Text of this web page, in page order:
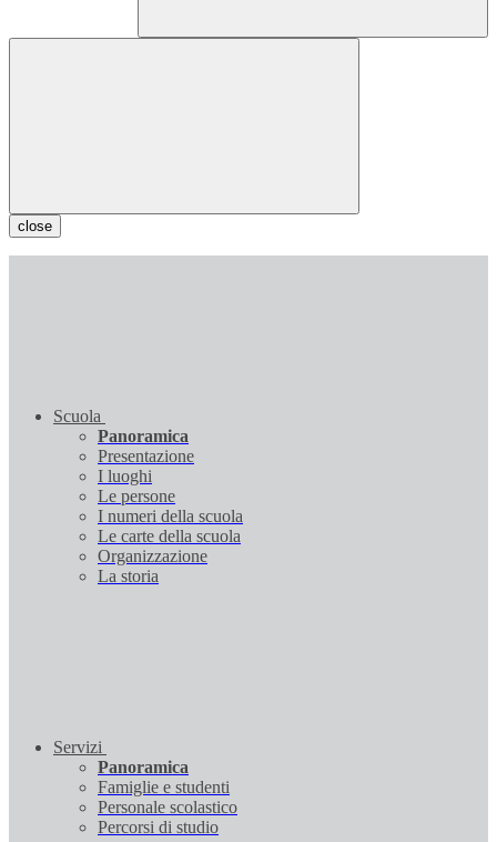
close
Scuola
Panoramica
Presentazione
I luoghi
Le persone
I numeri della scuola
Le carte della scuola
Organizzazione
La storia
Servizi
Panoramica
Famiglie e studenti
Personale scolastico
Percorsi di studio